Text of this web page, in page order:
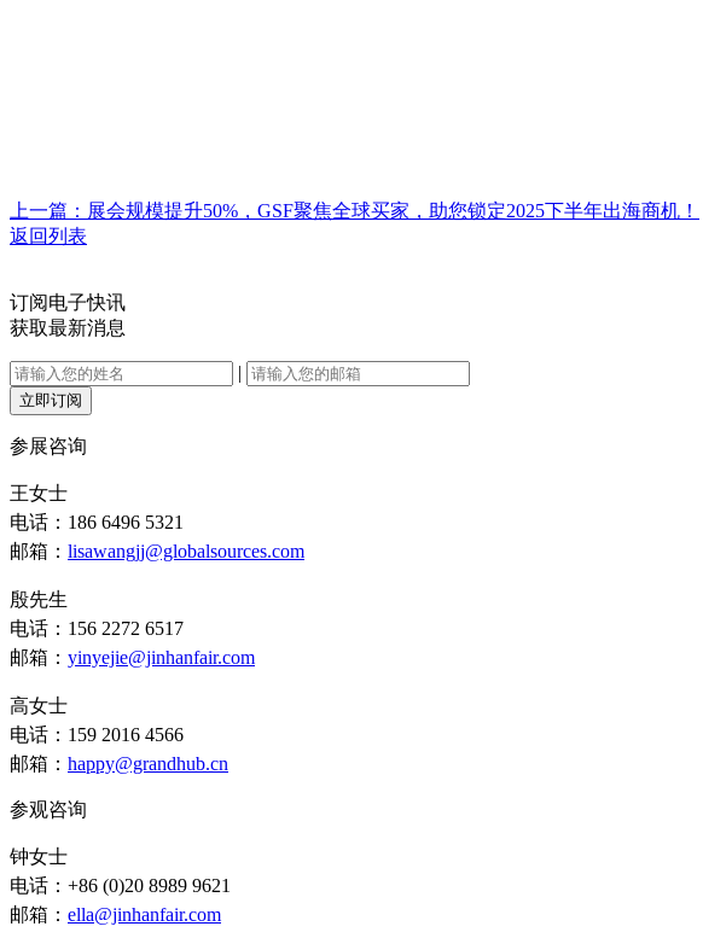
上一篇：展会规模提升50%，GSF聚焦全球买家，助您锁定2025下半年出海商机！
返回列表
订阅电子快讯
获取最新消息
|
立即订阅
参展咨询
王女士
电话：186 6496 5321
邮箱： lisawangjj@globalsources.com
殷先生
电话：156 2272 6517
邮箱： yinyejie@jinhanfair.com
高女士
电话：159 2016 4566
邮箱： happy@grandhub.cn
参观咨询
钟女士
电话：+86 (0)20 8989 9621
邮箱： ella@jinhanfair.com